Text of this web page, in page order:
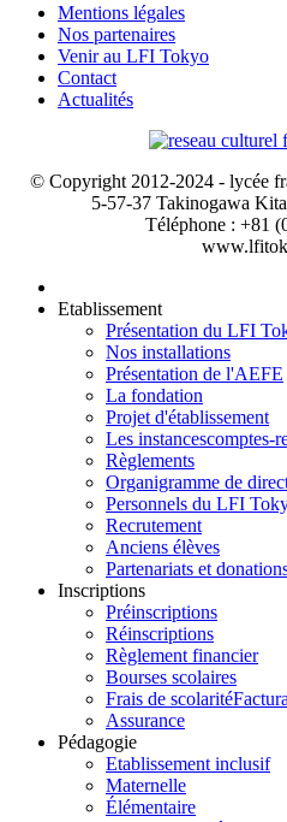
Mentions légales
Nos partenaires
Venir au LFI Tokyo
Contact
Actualités
© Copyright 2012-2024 - lycée
5-57-37 Takinogawa
Téléphone : +81
Etablissement
Présentation du LFI
Nos installations
Présentation de l'AEFE
La fondation
Projet d'établissement
Les instancescomptes-
Règlements
Organigramme de
Personnels du LFI
Recrutement
Anciens élèves
Partenariats et
Inscriptions
Préinscriptions
Réinscriptions
Règlement financier
Bourses scolaires
Frais de scolarité
Assurance
Pédagogie
Etablissement inclusif
Maternelle
Élémentaire